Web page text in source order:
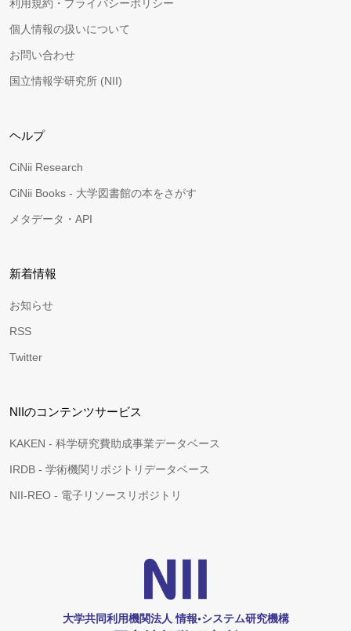
利用規約・プライバシーポリシー
個人情報の扱いについて
お問い合わせ
国立情報学研究所 (NII)
ヘルプ
CiNii Research
CiNii Books - 大学図書館の本をさがす
メタデータ・API
新着情報
お知らせ
RSS
Twitter
NIIのコンテンツサービス
KAKEN - 科学研究費助成事業データベース
IRDB - 学術機関リポジトリデータベース
NII-REO - 電子リソースリポジトリ
大学共同利用機関法人 情報•システム研究機構